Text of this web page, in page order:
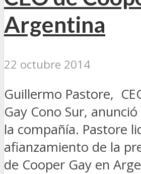
Argentina
22 octubre 2014
Guillermo Pastore,
Gay Cono Sur,
la compañía. Pastore
afianzamiento de la
de Cooper Gay en